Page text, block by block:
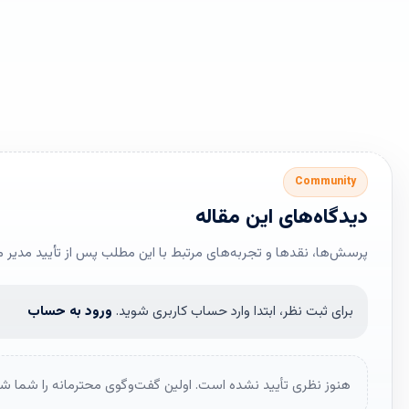
Community
دیدگاه‌های این مقاله
پرسش‌ها، نقدها و تجربه‌های مرتبط با این مطلب پس از تأیید
برای ثبت نظر، ابتدا وارد حساب کاربری شوید. ورود به حساب
هنوز نظری تأیید نشده است. اولین گفت‌وگوی محترمانه را شما